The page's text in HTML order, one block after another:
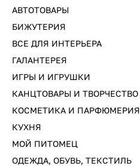
АВТОТОВАРЫ
БИЖУТЕРИЯ
ВСЕ ДЛЯ ИНТЕРЬЕРА
ГАЛАНТЕРЕЯ
ИГРЫ И ИГРУШКИ
КАНЦТОВАРЫ И ТВОРЧЕСТВО
КОСМЕТИКА И ПАРФЮМЕРИЯ
КУХНЯ
МОЙ ПИТОМЕЦ
ОДЕЖДА, ОБУВЬ, ТЕКСТИЛЬ